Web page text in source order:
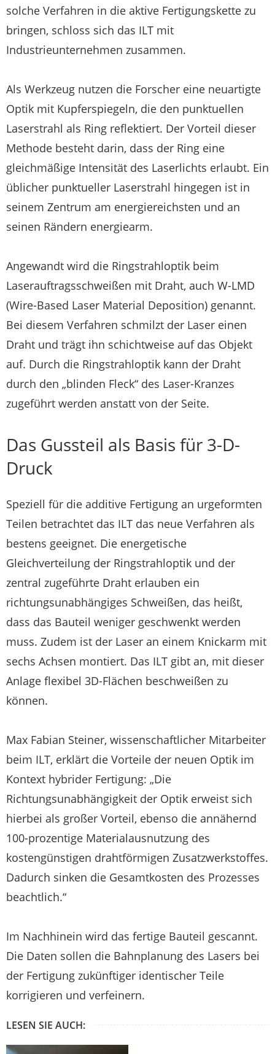
solche Verfahren in die aktive Fertigungskette zu
bringen, schloss sich das ILT mit
Industrieunternehmen zusammen.
Als Werkzeug nutzen die Forscher eine neuartigte
Optik mit Kupferspiegeln, die den punktuellen
Laserstrahl als Ring reflektiert. Der Vorteil dieser
Methode besteht darin, dass der Ring eine
gleichmäßige Intensität des Laserlichts erlaubt. Ein
üblicher punktueller Laserstrahl hingegen ist in
seinem Zentrum am energiereichsten und an
seinen Rändern energiearm.
Angewandt wird die Ringstrahloptik beim
Laserauftragsschweißen mit Draht, auch W-LMD
(Wire-Based Laser Material Deposition) genannt.
Bei diesem Verfahren schmilzt der Laser einen
Draht und trägt ihn schichtweise auf das Objekt
auf. Durch die Ringstrahloptik kann der Draht
durch den „blinden Fleck“ des Laser-Kranzes
zugeführt werden anstatt von der Seite.
Das Gussteil als Basis für 3-D-
Druck
Speziell für die additive Fertigung an urgeformten
Teilen betrachtet das ILT das neue Verfahren als
bestens geeignet. Die energetische
Gleichverteilung der Ringstrahloptik und der
zentral zugeführte Draht erlauben ein
richtungsunabhängiges Schweißen, das heißt,
dass das Bauteil weniger geschwenkt werden
muss. Zudem ist der Laser an einem Knickarm mit
sechs Achsen montiert. Das ILT gibt an, mit dieser
Anlage flexibel 3D-Flächen beschweißen zu
können.
Max Fabian Steiner, wissenschaftlicher Mitarbeiter
beim ILT, erklärt die Vorteile der neuen Optik im
Kontext hybrider Fertigung: „Die
Richtungsunabhängigkeit der Optik erweist sich
hierbei als großer Vorteil, ebenso die annähernd
100-prozentige Materialausnutzung des
kostengünstigen drahtförmigen Zusatzwerkstoffes.
Dadurch sinken die Gesamtkosten des Prozesses
beachtlich.“
Im Nachhinein wird das fertige Bauteil gescannt.
Die Daten sollen die Bahnplanung des Lasers bei
der Fertigung zukünftiger identischer Teile
korrigieren und verfeinern.
LESEN SIE AUCH: